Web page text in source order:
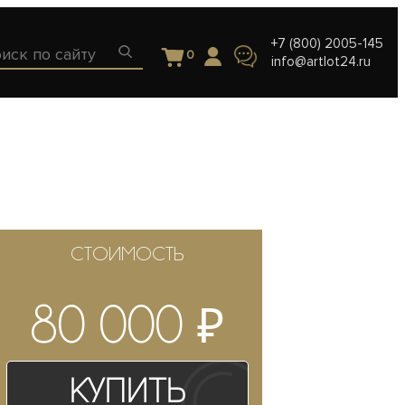
0
+7 (800) 2005-145
info@artlot24.ru
СТОИМОСТЬ
80 000₽
Купить